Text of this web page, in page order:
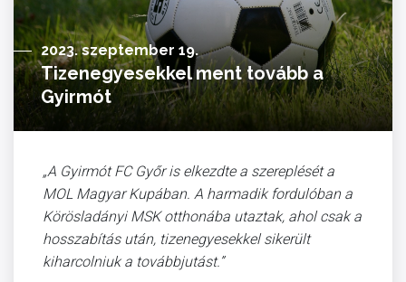
2023. szeptember 19.
Tizenegyesekkel ment tovább a
Gyirmót
„A Gyirmót FC Győr is elkezdte a szereplését a
MOL Magyar Kupában. A harmadik fordulóban a
Körösladányi MSK otthonába utaztak, ahol csak a
hosszabítás után, tizenegyesekkel sikerült
kiharcolniuk a továbbjutást.”